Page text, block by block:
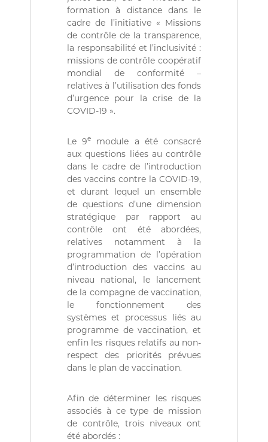
ة
b
l
i
q
u
e
d
e
l
a
p
u
b
l
i
q
u
e
A
l
g
é
r
i
e
n
n
e
é
m
o
a
t
i
q
formation à distance dans le
cadre de l’initiative « Missions
de contrôle de la transparence,
la responsabilité et l’inclusivité :
missions de contrôle coopératif
mondial de conformité –
relatives à l’utilisation des fonds
d’urgence pour la crise de la
COVID-19 ».
Le 9e
module a été consacré
aux questions liées au contrôle
dans le cadre de l’introduction
des vaccins contre la COVID-19,
et durant lequel un ensemble
de questions d’une dimension
stratégique par rapport au
contrôle ont été abordées,
relatives notamment à la
programmation de l’opération
d’introduction des vaccins au
niveau national, le lancement
de la compagne de vaccination,
le fonctionnement des
systèmes et processus liés au
programme de vaccination, et
enfin les risques relatifs au non-
respect des priorités prévues
dans le plan de vaccination.
Afin de déterminer les risques
associés à ce type de mission
de contrôle, trois niveaux ont
été abordés :